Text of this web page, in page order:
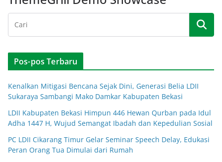
Pos-pos Terbaru
Kenalkan Mitigasi Bencana Sejak Dini, Generasi Belia LDII
Sukaraya Sambangi Mako Damkar Kabupaten Bekasi
LDII Kabupaten Bekasi Himpun 446 Hewan Qurban pada Idul
Adha 1447 H, Wujud Semangat Ibadah dan Kepedulian Sosial
PC LDII Cikarang Timur Gelar Seminar Speech Delay, Edukasi
Peran Orang Tua Dimulai dari Rumah